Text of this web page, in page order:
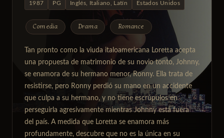
1987 PG Inglés, Italiano, Latín Estados Unidos
Comedia Drama Romance
Tan pronto como la viuda italoamericana Loretta acepta
una propuesta de matrimonio de su novio tonto, Johnny,
se enamora de su hermano menor, Ronny. Ella trata de
resistirse, pero Ronny perdió su mano en un accidente
que culpa a su hermano, y no tiene escrúpulos en
perseguirla agresivamente mientras Johnny está fuera
del país. A medida que Loretta se enamora más
profundamente, descubre que no es la única en su